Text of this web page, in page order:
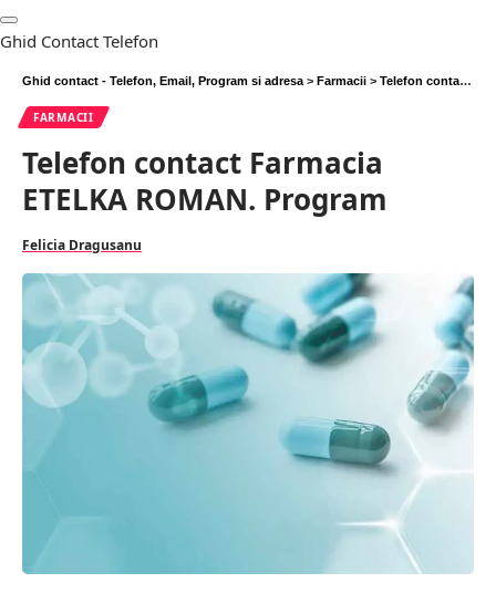
Ghid Contact Telefon
Ghid contact - Telefon, Email, Program si adresa > Farmacii > Telefon contact Farmacia ETELKA ROMAN. Program
FARMACII
Telefon contact Farmacia
ETELKA ROMAN. Program
Felicia Dragusanu